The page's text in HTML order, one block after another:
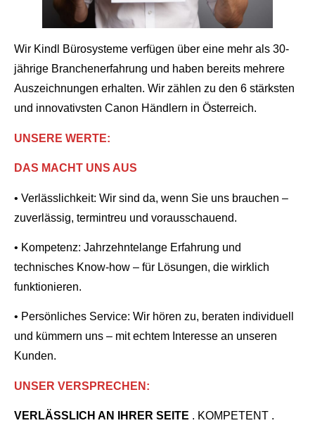
Wir Kindl Bürosysteme verfügen über eine mehr als 30-
jährige Branchenerfahrung und haben bereits mehrere
Auszeichnungen erhalten. Wir zählen zu den 6 stärksten
und innovativsten Canon Händlern in Österreich.
UNSERE WERTE:
DAS MACHT UNS AUS
• Verlässlichkeit: Wir sind da, wenn Sie uns brauchen –
zuverlässig, termintreu und vorausschauend.
• Kompetenz: Jahrzehntelange Erfahrung und
technisches Know-how – für Lösungen, die wirklich
funktionieren.
• Persönliches Service: Wir hören zu, beraten individuell
und kümmern uns – mit echtem Interesse an unseren
Kunden.
UNSER VERSPRECHEN:
VERLÄSSLICH AN IHRER SEITE . KOMPETENT .